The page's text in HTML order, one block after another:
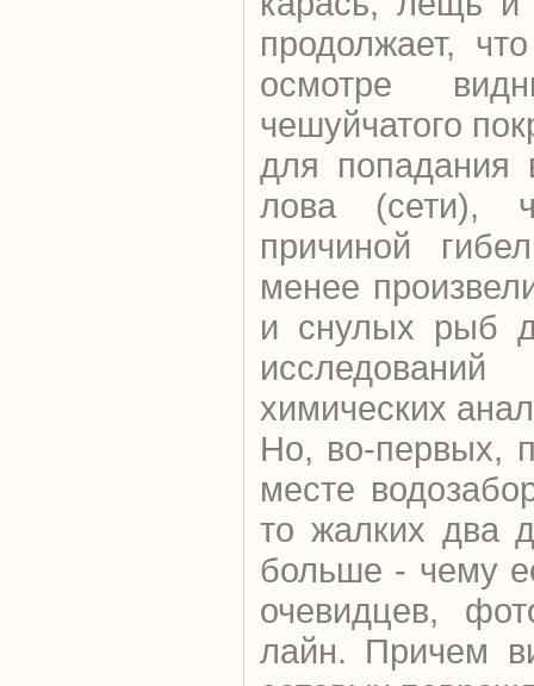
продолжает,
осмотре
чешуйчатого
для попадания
лова (сети),
причиной
менее
и снулых рыб
химических
Но, во-первых,
месте
то жалких два
больше - чему
очевидцев,
лайн. Причем